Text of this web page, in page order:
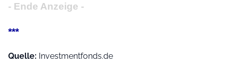
- Ende Anzeige -
***
Quelle: Investmentfonds.de